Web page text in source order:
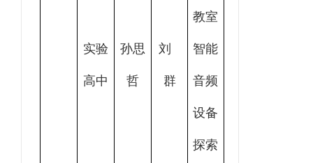
实验
高中
孙思
哲
刘
群
教室
智能
音频
设备
探索